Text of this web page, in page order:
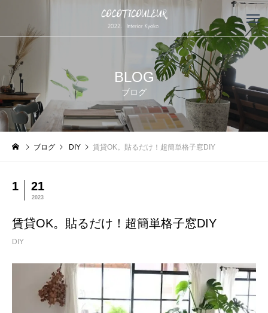
BLOG
ブログ
ブログ DIY 賃貸OK。貼るだけ！超簡単格子窓DIY
1 21
2023
賃貸OK。貼るだけ！超簡単格子窓DIY
DIY